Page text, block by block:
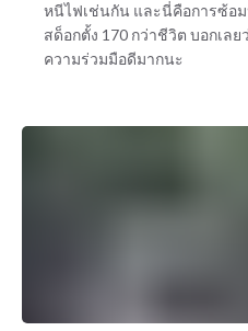
หนีไฟเช่นกัน และนี่คือการซ้อ
สด็อกตั้ง 170 กว่าชีวิต บอกเล
ความร่วมมือดีมากนะ